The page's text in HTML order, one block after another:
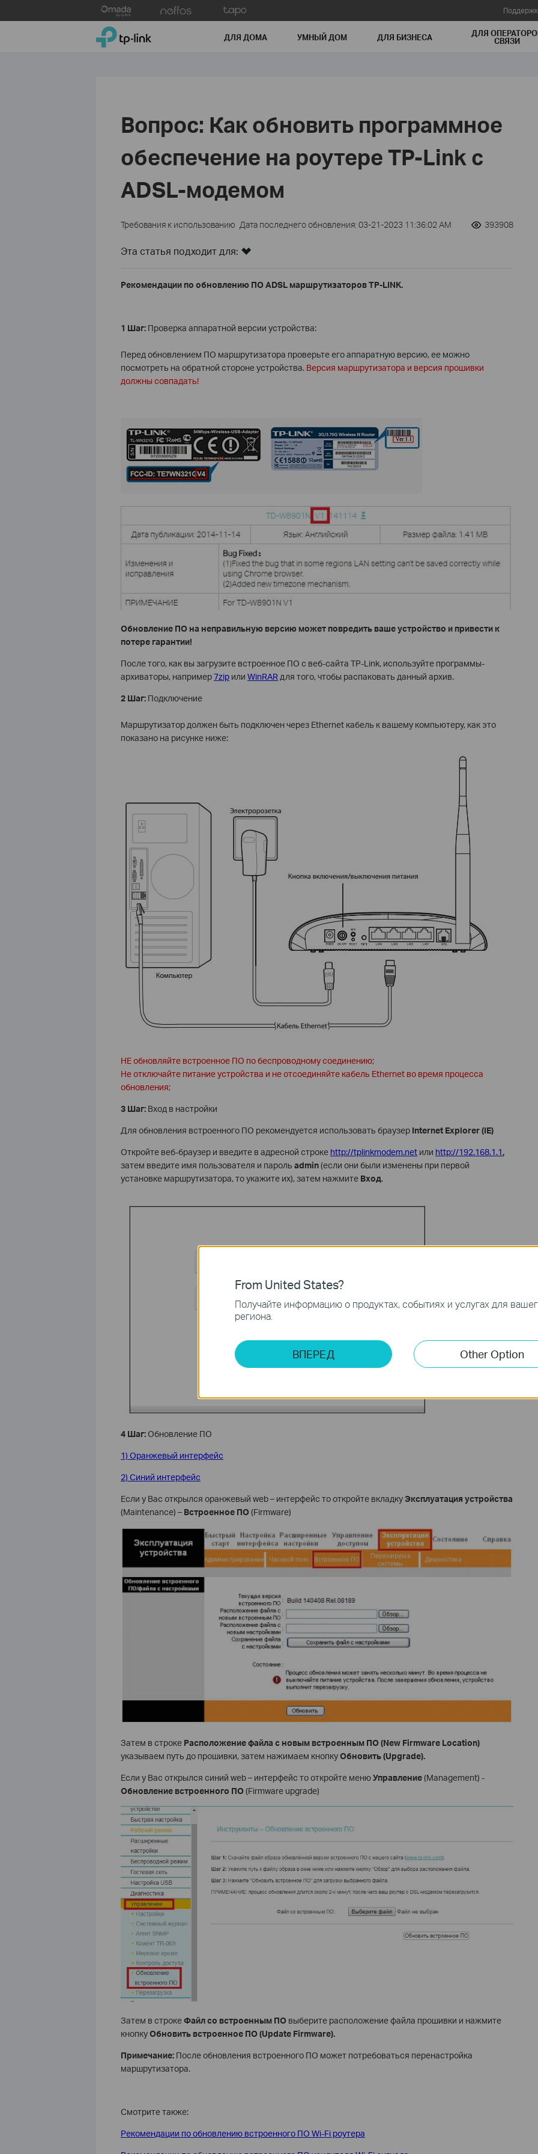
to
TP-Link, Reliably Smart ДЛЯ ДОМА УМНЫЙ ДОМ ДЛЯ БИЗНЕСА ДЛЯ
СВЯЗИ
Вопрос: Как обновить программное
обеспечение на роутере TP-Link с
ADSL-модемом
Требования к использованию Дата последнего обновления: 03-21-2023 11:36:02 AM 393908
Эта статья подходит для:
Рекомендации по обновлению ПО ADSL маршрутизаторовTP-LINK.
1 Шаг:Проверка аппаратной версии устройства:
Перед обновлением ПО маршрутизатора проверьте его аппаратную версию, ее можно
посмотреть на обратной стороне устройства. Версия маршрутизатора и версия прошивки
должны совпадать!
Обновление ПО на неправильную версию может повредить ваше устройство и привести к
потере гарантии!
После того, как вы загрузите встроенное ПО с веб-сайта TP-Link, используйте программы-
архиваторы, например7zipили WinRAR для того, чтобы распаковать данный архив.
2 Шаг:Подключение
Маршрутизатор должен быть подключен через Ethernet кабель к вашему компьютеру, как это
показано на рисунке ниже:
НЕ обновляйте встроенное ПО по беспроводному соединению;
Не отключайте питание устройства и не отсоединяйте кабель Ethernet во время процесса
обновления;
3 Шаг:Вход в настройки
Для обновления встроенного ПО рекомендуется использовать браузер Internet Explorer(IE)
Откройте веб-браузер и введите в адресной строке http://tplinkmodem.net или http://192.168.1.1,
затем введите имя пользователя и пароль admin(если они были изменены при первой
установке маршрутизатора, то укажите их), затем нажмите Вход.
4 Шаг:Обновление ПО
1) Оранжевый интерфейс
2) Синий интерфейс
Если у Вас открылся оранжевый web – интерфейс то откройте вкладкуЭксплуатация устройства
(Maintenance) – Встроенное ПО (Firmware)
Затем в строкеРасположение файла с новым встроенным ПО (New Firmware Location)
указываем путь до прошивки, затем нажимаем кнопкуОбновить (Upgrade).
Если у Вас открылся синий web – интерфейс то откройте менюУправление(Management) -
Обновление встроенного ПО (Firmware upgrade)
Затем в строкеФайл со встроенным ПО выберите расположение файла прошивки и нажмите
кнопкуОбновить встроенное ПО (Update Firmware).
Примечание: После обновления встроенного ПО может потребоваться перенастройка
маршрутизатора.
Смотрите также:
Рекомендации по обновлению встроенного ПО Wi-Fi роутера
From United States?
Получайте информацию о продуктах, событиях и услугах для
региона.
ВПЕРЕД Other Option